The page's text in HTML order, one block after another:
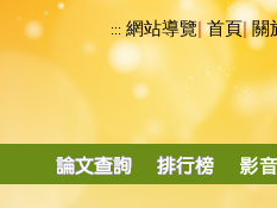
::: 網站導覽|首頁|關